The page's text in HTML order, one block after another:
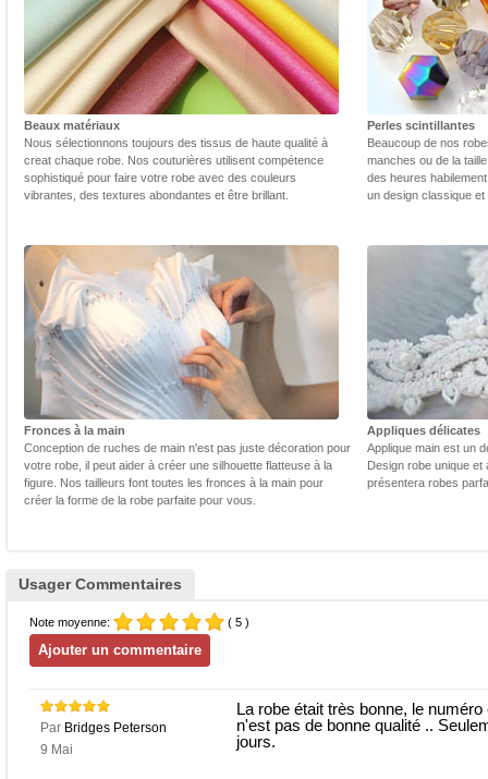
Beaux matériaux
Nous sélectionnons toujours des tissus de haute qualité à
creat chaque robe. Nos couturières utilisent compétence
sophistiqué pour faire votre robe avec des couleurs
vibrantes, des textures abondantes et être brillant.
Perles scintillantes
Beaucoup de nos
manches ou de la
des heures
un design classique
Fronces à la main
Conception de ruches de main n'est pas juste décoration pour
votre robe, il peut aider à créer une silhouette flatteuse à la
figure. Nos tailleurs font toutes les fronces à la main pour
créer la forme de la robe parfaite pour vous.
Appliques délicates
Applique main est un
Design robe unique et
présentera robes
Usager Commentaires
Note moyenne: ( 5 )
Par Bridges Peterson
9 Mai
La robe était très bonne, le
n'est pas de bonne qualité ..
jours.